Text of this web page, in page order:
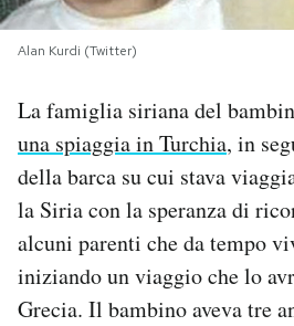
I MIEI PREFERITI
CALENDARIO
AREA PERSONALE
Area Personale
Newsletter
Alan Kurdi (Twitter)
La famiglia siriana del
una spiaggia in Turchia, in
della barca su cui stava
la Siria con la speranza di
alcuni parenti che da tempo
iniziando un viaggio che lo
Grecia. Il bambino aveva tre